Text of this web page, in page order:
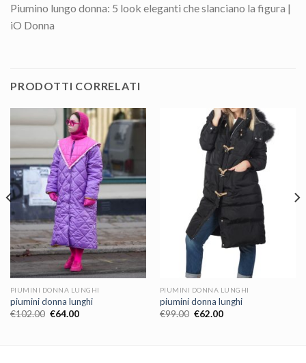
Piumino lungo donna: 5 look eleganti che slanciano la figura |
iO Donna
PRODOTTI CORRELATI
PIUMINI DONNA LUNGHI
piumini donna lunghi
€102.00 €64.00
PIUMINI DONNA LUNGHI
piumini donna lunghi
€99.00 €62.00